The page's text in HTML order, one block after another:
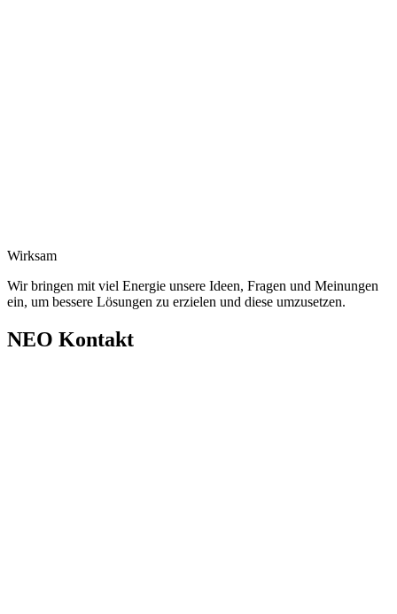
Wirksam
Wir bringen mit viel Energie unsere Ideen, Fragen und Meinungen
ein, um bessere Lösungen zu erzielen und diese umzusetzen.
NEO Kontakt